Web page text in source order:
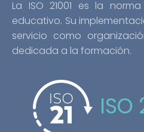
La ISO 21001 es la
educativo. Su
servicio como
dedicada a la formación.
ISO